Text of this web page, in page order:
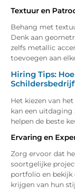
Textuur en
Behang met
Denk aan
zelfs metallic
toevoegen aan
Hiring Tips:
Het kiezen van
kan een uitdaging
helpen de beste
Ervaring en
Zorg ervoor dat
soortgelijke
portfolio en bekijk
krijgen van hun